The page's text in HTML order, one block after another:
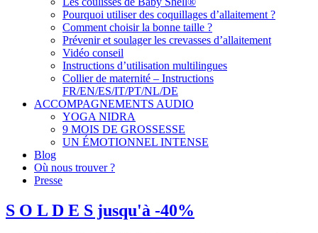
Pourquoi utiliser des coquillages d’allaitement ?
Comment choisir la bonne taille ?
Prévenir et soulager les crevasses d’allaitement
Vidéo conseil
Instructions d’utilisation multilingues
Collier de maternité – Instructions
FR/EN/ES/IT/PT/NL/DE
ACCOMPAGNEMENTS AUDIO
YOGA NIDRA
9 MOIS DE GROSSESSE
UN ÉMOTIONNEL INTENSE
Blog
Où nous trouver ?
Presse
S O L D E S jusqu'à -40%